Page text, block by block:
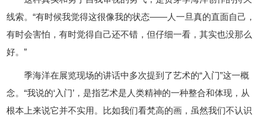
线索。“有时候我觉得这很像我的状态——人一旦真的直面自己，
有时会害怕，有时觉得自己还不错，但仔细一看，其实也没那么
好。”
季海洋在展览现场的讲话中多次提到了艺术的“入门”这一概
念。“我说的‘入门’，是指艺术是人类精神的一种整合和体现，从
根本上来说它并不实用。比如我们看梵高的画，虽然我们不认识